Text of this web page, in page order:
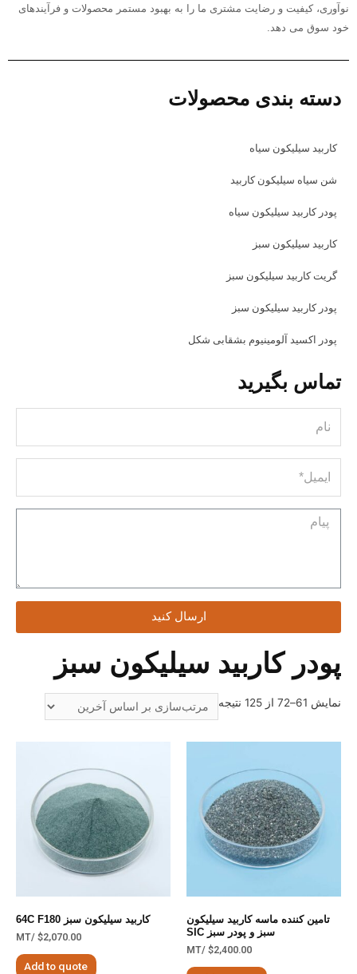
نوآوری، کیفیت و رضایت مشتری ما را به بهبود مستمر محصولات و فرآیندهای
خود سوق می دهد.
دسته بندی محصولات
کاربید سیلیکون سیاه
شن سیاه سیلیکون کاربید
پودر کاربید سیلیکون سیاه
کاربید سیلیکون سبز
گریت کاربید سیلیکون سبز
پودر کاربید سیلیکون سبز
پودر اکسید آلومینیوم بشقابی شکل
تماس بگیرید
ارسال کنید
پودر کاربید سیلیکون سبز
نمایش 61–72 از 125 نتیجه
تامین کننده ماسه کاربید سیلیکون
سبز و پودر سبز SIC
$2,400.00
/MT
کاربید سیلیکون سبز 64C F180
$2,070.00
/MT
Add to quote